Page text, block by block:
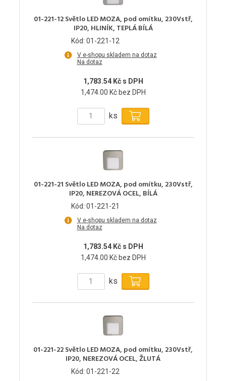
01-221-12 Světlo LED MOZA, pod omítku, 230Vstř,
IP20, HLINÍK, TEPLÁ BÍLÁ
Kód: 01-221-12
V e-shopu skladem na dotaz
Na dotaz
1,783.54 Kč s DPH
1,474.00 Kč bez DPH
ks
01-221-21 Světlo LED MOZA, pod omítku, 230Vstř,
IP20, NEREZOVÁ OCEL, BÍLÁ
Kód: 01-221-21
V e-shopu skladem na dotaz
Na dotaz
1,783.54 Kč s DPH
1,474.00 Kč bez DPH
ks
01-221-22 Světlo LED MOZA, pod omítku, 230Vstř,
IP20, NEREZOVÁ OCEL, ŽLUTÁ
Kód: 01-221-22